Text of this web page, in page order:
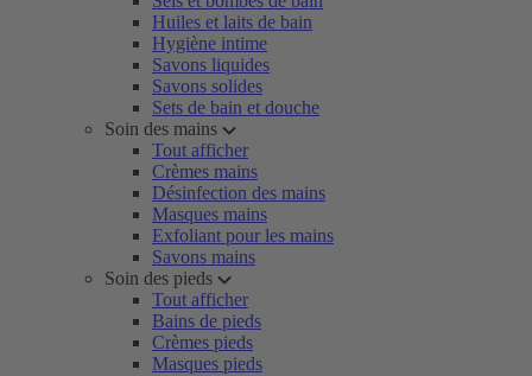
Huiles et laits de bain
Hygiène intime
Savons liquides
Savons solides
Sets de bain et douche
Soin des mains
Tout afficher
Crèmes mains
Désinfection des mains
Masques mains
Exfoliant pour les mains
Savons mains
Soin des pieds
Tout afficher
Bains de pieds
Crèmes pieds
Masques pieds